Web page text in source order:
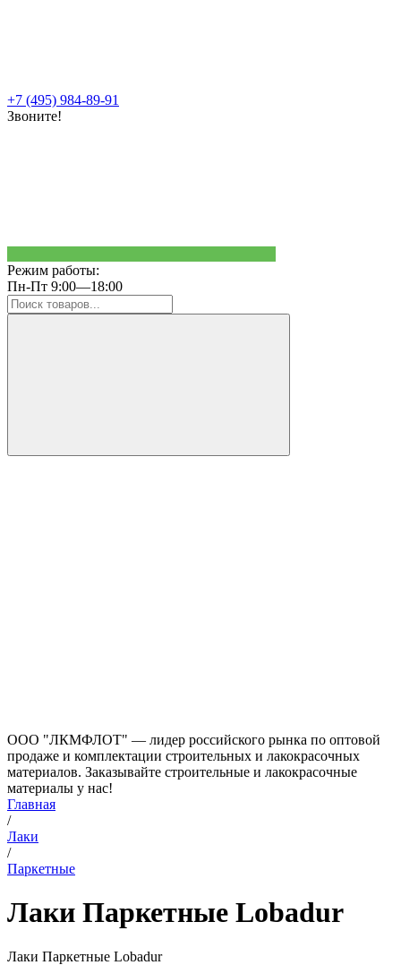
+7 (495) 984-89-91
Звоните!
Режим работы:
Пн-Пт 9:00—18:00
ООО "ЛКМФЛОТ" — лидер российского рынка по оптовой
продаже и комплектации строительных и лакокрасочных
материалов. Заказывайте строительные и лакокрасочные
материалы у нас!
Главная
/
Лаки
/
Паркетные
Лаки Паркетные Lobadur
Лаки Паркетные Lobadur